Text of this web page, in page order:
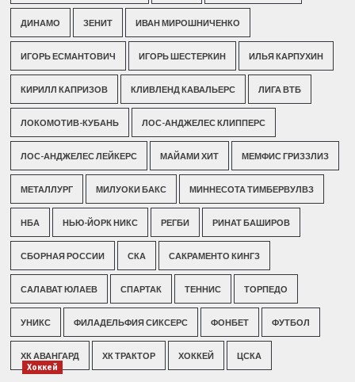
ДИНАМО ЗЕНИТ ИВАН МИРОШНИЧЕНКО
ИГОРЬ ЕСМАНТОВИЧ ИГОРЬ ШЕСТЕРКИН ИЛЬЯ КАРПУХИН
КИРИЛЛ КАПРИЗОВ КЛИВЛЕНД КАВАЛЬЕРС ЛИГА ВТБ
ЛОКОМОТИВ-КУБАНЬ ЛОС-АНДЖЕЛЕС КЛИППЕРС
ЛОС-АНДЖЕЛЕС ЛЕЙКЕРС МАЙАМИ ХИТ МЕМФИС ГРИЗЗЛИЗ
МЕТАЛЛУРГ МИЛУОКИ БАКС МИННЕСОТА ТИМБЕРВУЛВЗ
НБА НЬЮ-ЙОРК НИКС РЕГБИ РИНАТ БАШИРОВ
СБОРНАЯ РОССИИ СКА САКРАМЕНТО КИНГЗ
САЛАВАТ ЮЛАЕВ СПАРТАК ТЕННИС ТОРПЕДО
УНИКС ФИЛАДЕЛЬФИЯ СИКСЕРС ФОНБЕТ ФУТБОЛ
ХК АВАНГАРД ХК ТРАКТОР ХОККЕЙ ЦСКА
Хоккей